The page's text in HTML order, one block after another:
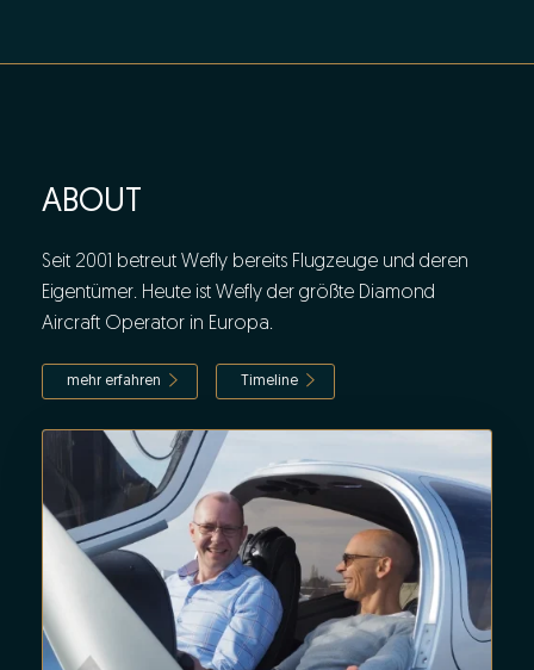
ABOUT
Seit 2001 betreut Wefly bereits Flugzeuge und deren
Eigentümer. Heute ist Wefly der größte Diamond
Aircraft Operator in Europa.
mehr erfahren Timeline